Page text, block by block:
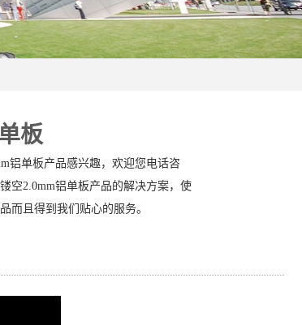
板
铝单板产品感兴趣，欢迎您电话咨
空2.0mm铝单板产品的解决方案，使
而且得到我们贴心的服务。